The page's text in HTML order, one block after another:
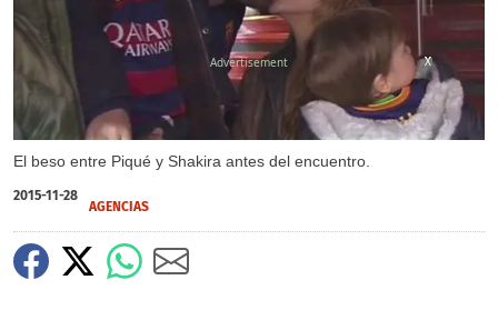
El beso entre Piqué y Shakira antes del encuentro.
X
X
X
2015-11-28
AGENCIAS